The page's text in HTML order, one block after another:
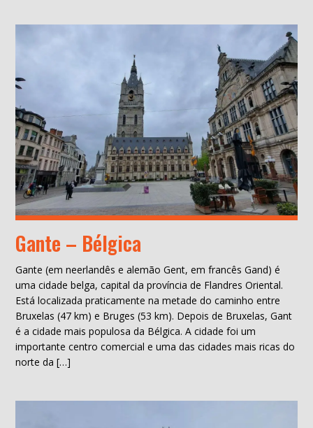
Gante – Bélgica
Gante (em neerlandês e alemão Gent, em francês Gand) é
uma cidade belga, capital da província de Flandres Oriental.
Está localizada praticamente na metade do caminho entre
Bruxelas (47 km) e Bruges (53 km). Depois de Bruxelas, Gant
é a cidade mais populosa da Bélgica. A cidade foi um
importante centro comercial e uma das cidades mais ricas do
norte da […]